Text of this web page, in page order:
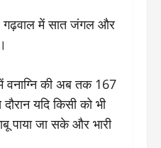
गढ़वाल में सात जंगल और
वनाग्नि की अब तक 167
यदि किसी को भी
पाया जा सके और भारी